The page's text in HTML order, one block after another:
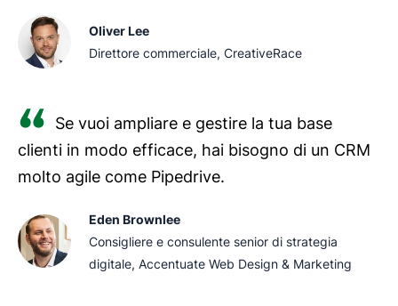
Oliver Lee
Direttore commerciale, CreativeRace
Se vuoi ampliare e gestire la tua base
clienti in modo efficace, hai bisogno di un CRM
molto agile come Pipedrive.
Eden Brownlee
Consigliere e consulente senior di strategia
digitale, Accentuate Web Design & Marketing